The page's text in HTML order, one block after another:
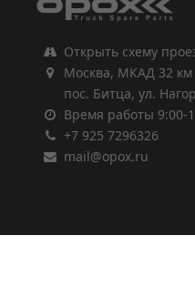
Открыть схему
Москва, МКАД 32 км
пос. Битца, ул.
Время работы 9:00-
+7 925 7296326
mail@opox.ru